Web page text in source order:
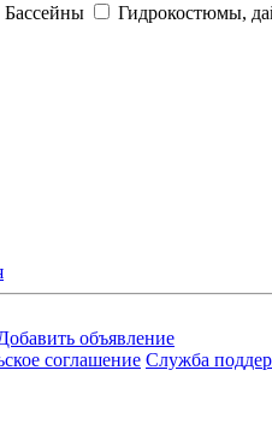
Бассейны Гидрокостюмы,
объявление
соглашение Служба